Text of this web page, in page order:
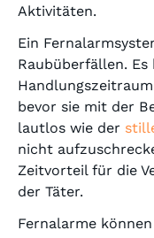
Aktivitäten.
Ein
Raubüberfällen.
bevor sie mit der
lautlos wie der
nicht
Zeitvorteil für die
der Täter.
Fernalarme